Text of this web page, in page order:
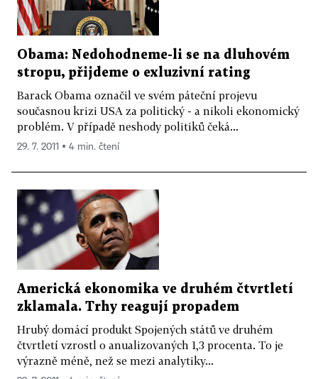
Obama: Nedohodneme-li se na dluhovém
stropu, přijdeme o exluzivní rating
Barack Obama označil ve svém páteční projevu
současnou krizi USA za politický - a nikoli ekonomický
problém. V případě neshody politiků čeká...
29. 7. 2011 ▪ 4 min. čtení
Americká ekonomika ve druhém čtvrtletí
zklamala. Trhy reagují propadem
Hrubý domácí produkt Spojených států ve druhém
čtvrtletí vzrostl o anualizovaných 1,3 procenta. To je
výrazně méně, než se mezi analytiky...